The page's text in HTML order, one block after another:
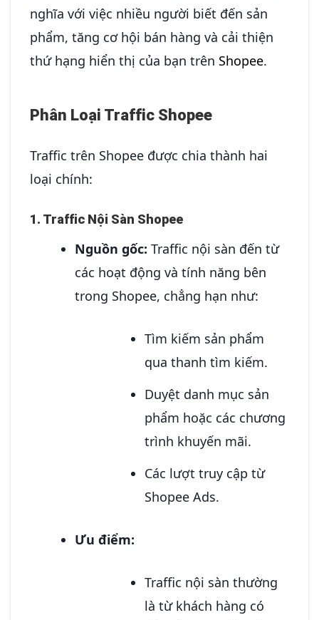
nghĩa với việc nhiều người biết đến sản
phẩm, tăng cơ hội bán hàng và cải thiện
thứ hạng hiển thị của bạn trên Shopee.
Phân Loại Traffic Shopee
Traffic trên Shopee được chia thành hai
loại chính:
1. Traffic Nội Sàn Shopee
Nguồn gốc: Traffic nội sàn đến từ
các hoạt động và tính năng bên
trong Shopee, chẳng hạn như:
Tìm kiếm sản phẩm
qua thanh tìm kiếm.
Duyệt danh mục sản
phẩm hoặc các chương
trình khuyến mãi.
Các lượt truy cập từ
Shopee Ads.
Ưu điểm:
Traffic nội sàn thường
là từ khách hàng có